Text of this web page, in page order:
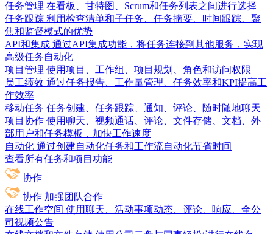
任务管理 在看板、甘特图、Scrum和任务列表之间进行选择
任务跟踪 利用检查清单和子任务、任务摘要、时间跟踪、聚
焦和监督模式的优势
API和集成 通过API集成功能，将任务连接到其他服务，实现
高级任务自动化
项目管理 使用项目、工作组、项目规划、角色和访问权限
员工绩效 通过任务报告、工作量管理、任务效率和KPI提高工
作效率
移动任务 任务创建、任务跟踪、通知、评论、随时随地聊天
项目协作 使用聊天、视频通话、评论、文件存储、文档、外
部用户和任务模板，加快工作速度
自动化 通过创建自动化任务和工作流自动化节省时间
查看所有任务和项目功能
协作
协作 加强团队合作
在线工作空间 使用聊天、活动事项动态、评论、响应、全公
司视频公告